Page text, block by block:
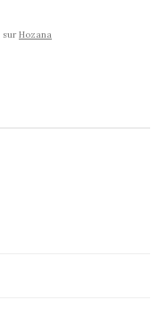
surHozana